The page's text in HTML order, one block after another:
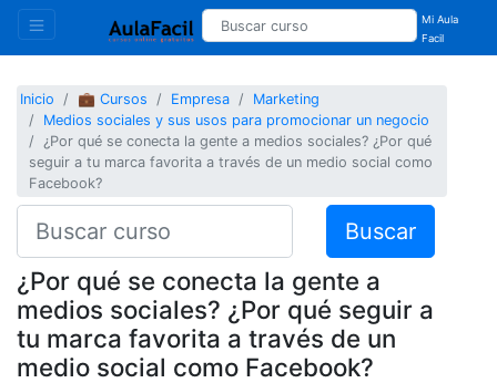
Mi Aula
Facil
Inicio 💼 Cursos Empresa
Marketing
Medios sociales y sus usos para promocionar un negocio
¿Por qué se conecta la gente a medios sociales? ¿Por qué
seguir a tu marca favorita a través de un medio social como
Facebook?
Buscar
¿Por qué se conecta la gente a
medios sociales? ¿Por qué seguir a
tu marca favorita a través de un
medio social como Facebook?